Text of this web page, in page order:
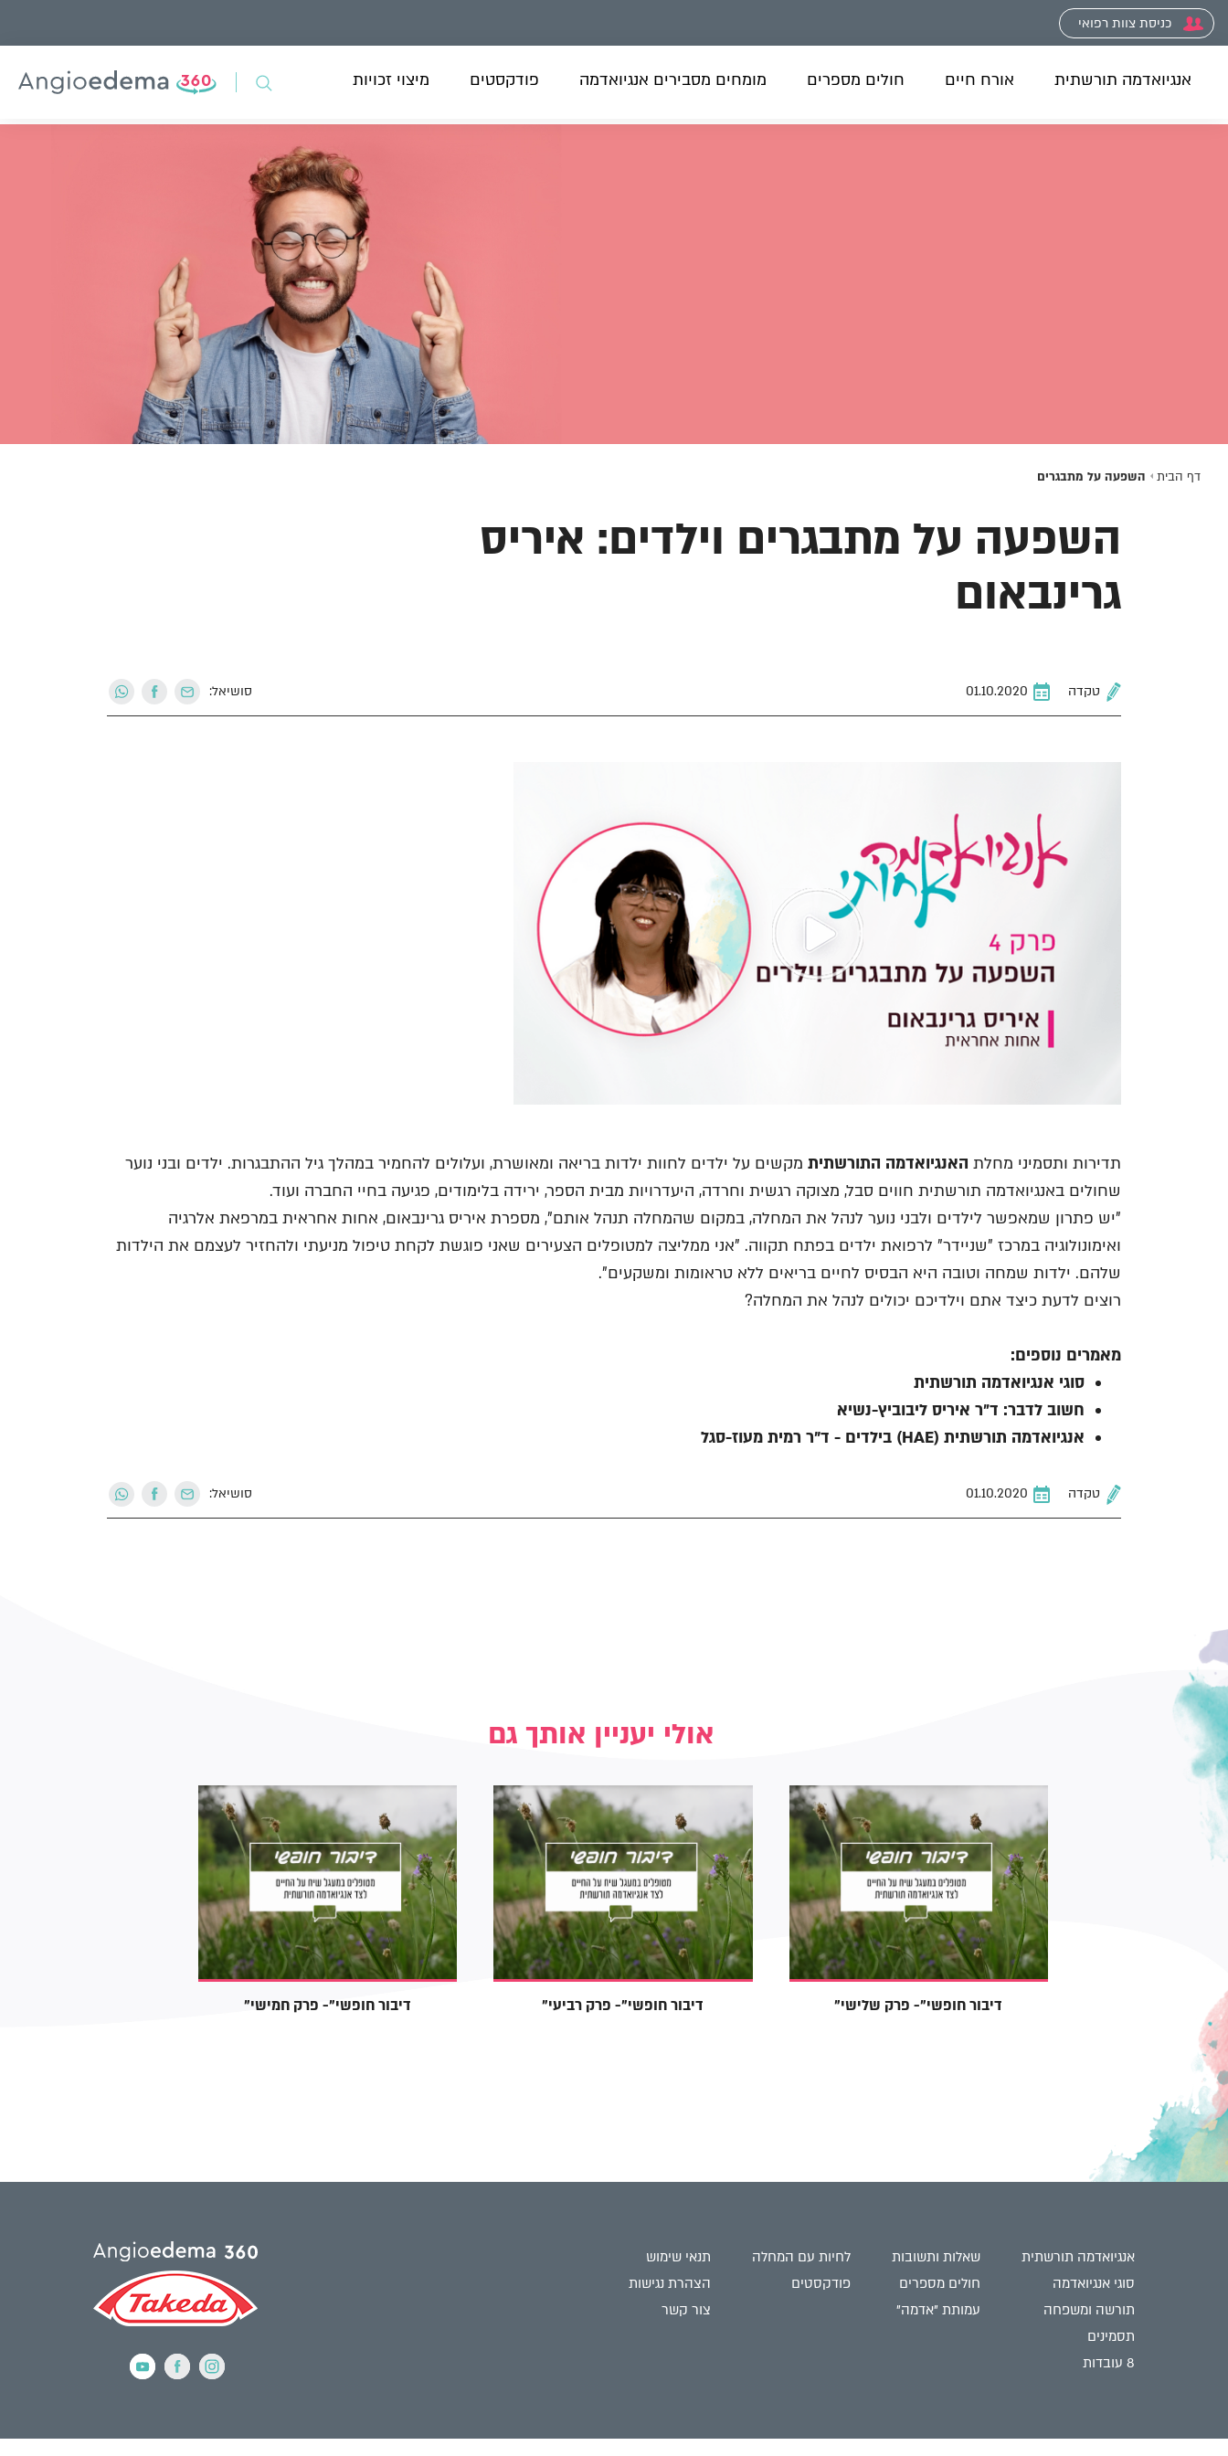
כניסת צוות רפואי
אנגיואדמה תורשתית אורח חיים חולים מספרים מומחים מסבירים אנגיואדמה פודקסטים מיצוי זכויות
דף הבית השפעה על מתבגרים
השפעה על מתבגרים וילדים: איריס
גרינבאום
טקדה סושיאל:
תדירות ותסמיני מחלת האנגיואדמה התורשתית מקשים על ילדים לחוות ילדות בריאה ומאושרת, ועלולים להחמיר במהלך גיל ההתבגרות. ילדים ובני נוער
שחולים באנגיואדמה תורשתית חווים סבל, מצוקה רגשית וחרדה, היעדרויות מבית הספר, ירידה בלימודים, פגיעה בחיי החברה ועוד.
"יש פתרון שמאפשר לילדים ולבני נוער לנהל את המחלה, במקום שהמחלה תנהל אותם", מספרת איריס גרינבאום, אחות אחראית במרפאת אלרגיה
ואימונולוגיה במרכז "שניידר" לרפואת ילדים בפתח תקווה. "אני ממליצה למטופלים הצעירים שאני פוגשת לקחת טיפול מניעתי ולהחזיר לעצמם את הילדות
שלהם. ילדות שמחה וטובה היא הבסיס לחיים בריאים ללא טראומות ומשקעים".
רוצים לדעת כיצד אתם וילדיכם יכולים לנהל את המחלה?
מאמרים נוספים:
סוגי אנגיואדמה תורשתית
חשוב לדבר: ד״ר איריס ליבוביץ-נשיא
אנגיואדמה תורשתית (HAE) בילדים - ד"ר רמית מעוז-סגל
טקדה סושיאל:
אולי יעניין אותך גם
"דיבור חופשי"- פרק חמישי "דיבור חופשי"- פרק רביעי "דיבור חופשי"- פרק שלישי פרק שני
אנגיואדמה תורשתית
סוגי אנגיואדמה
תורשה ומשפחה
תסמינים
8 עובדות
שאלות ותשובות
חולים מספרים
עמותת "אדמה"
לחיות עם המחלה
פודקסטים
תנאי שימוש
הצהרת נגישות
צור קשר